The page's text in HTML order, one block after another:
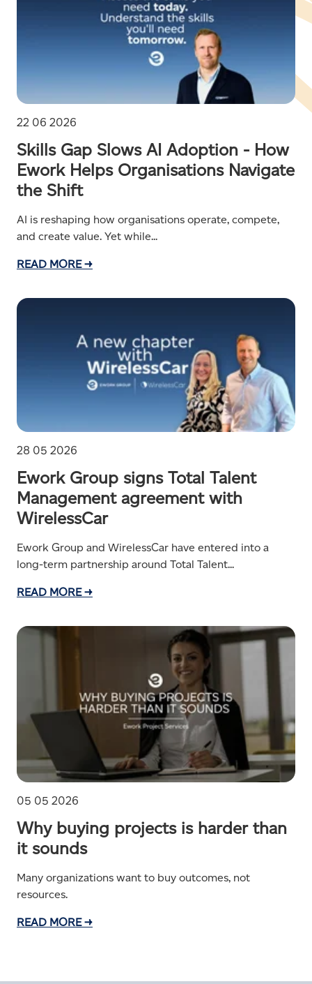
22 06 2026
Skills Gap Slows AI Adoption - How
Ework Helps Organisations Navigate
the Shift
AI is reshaping how organisations operate, compete,
and create value. Yet while...
READ MORE →
28 05 2026
Ework Group signs Total Talent
Management agreement with
WirelessCar
Ework Group and WirelessCar have entered into a
long-term partnership around Total Talent...
READ MORE →
05 05 2026
Why buying projects is harder than
it sounds
Many organizations want to buy outcomes, not
resources.
READ MORE →